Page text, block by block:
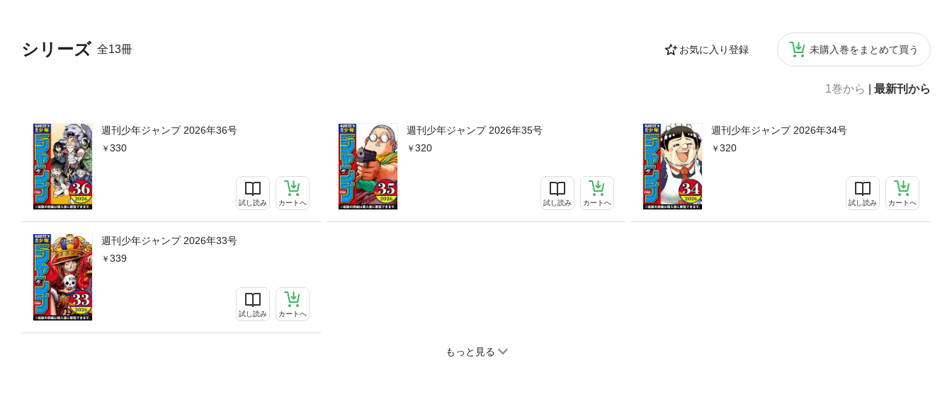
シリーズ 全13冊 お気に入り登録 未購入巻をまとめて買う
1巻から 最新刊から
週刊少年ジャンプ 2026年36号
330
試し読み カートへ
週刊少年ジャンプ 2026年35号
320
試し読み カートへ
週刊少年ジャンプ 2026年34号
320
試し読み カートへ
週刊少年ジャンプ 2026年33号
339
試し読み カートへ
もっと見る